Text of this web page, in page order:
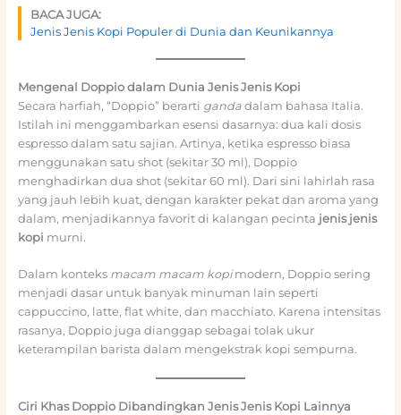
BACA JUGA:
Jenis Jenis Kopi Populer di Dunia dan Keunikannya
Mengenal Doppio dalam Dunia Jenis Jenis Kopi
Secara harfiah, “Doppio” berarti gandadalam bahasa Italia.
Istilah ini menggambarkan esensi dasarnya: dua kali dosis
espresso dalam satu sajian. Artinya, ketika espresso biasa
menggunakan satu shot (sekitar 30 ml), Doppio
menghadirkan dua shot (sekitar 60 ml). Dari sini lahirlah rasa
yang jauh lebih kuat, dengan karakter pekat dan aroma yang
dalam, menjadikannya favorit di kalangan pecinta jenis jenis
kopi murni.
Dalam konteks macam macam kopimodern, Doppio sering
menjadi dasar untuk banyak minuman lain seperti
cappuccino, latte, flat white, dan macchiato. Karena intensitas
rasanya, Doppio juga dianggap sebagai tolak ukur
keterampilan barista dalam mengekstrak kopi sempurna.
Ciri Khas Doppio Dibandingkan Jenis Jenis Kopi Lainnya